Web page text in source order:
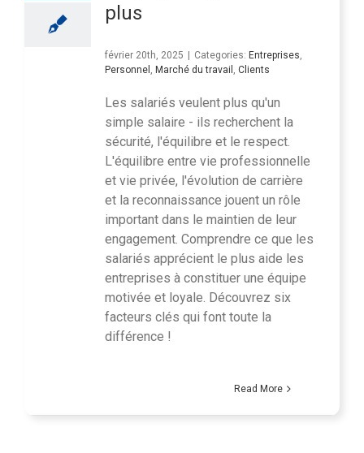
plus
février 20th, 2025 Categories: Entreprises,
Personnel , Marché du travail , Clients
Les salariés veulent plus qu'un
simple salaire - ils recherchent la
sécurité, l'équilibre et le respect.
L'équilibre entre vie professionnelle
et vie privée, l'évolution de carrière
et la reconnaissance jouent un rôle
important dans le maintien de leur
engagement. Comprendre ce que les
salariés apprécient le plus aide les
entreprises à constituer une équipe
motivée et loyale. Découvrez six
facteurs clés qui font toute la
différence !
Read More